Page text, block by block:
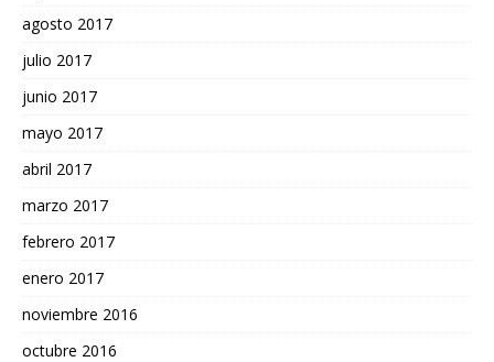
agosto 2017
julio 2017
junio 2017
mayo 2017
abril 2017
marzo 2017
febrero 2017
enero 2017
noviembre 2016
octubre 2016